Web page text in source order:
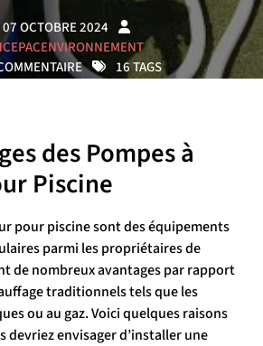
07 OCTOBRE 2024
16 TAGS
des Pompes à
Piscine
pour piscine sont des équipements
parmi les propriétaires de
de nombreux avantages par rapport
traditionnels tels que les
ou au gaz. Voici quelques raisons
devriez envisager d’installer une